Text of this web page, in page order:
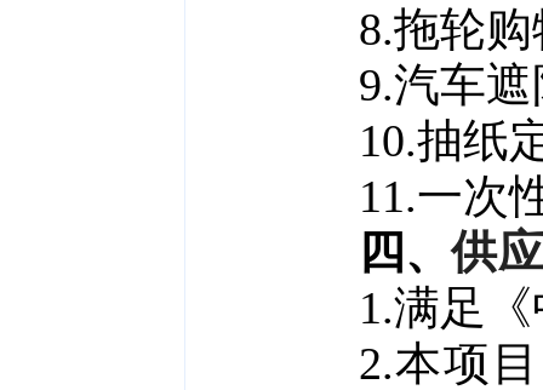
8.拖轮
9.汽车
10.抽纸
11.一次
四 、供
1.满足
2.本项